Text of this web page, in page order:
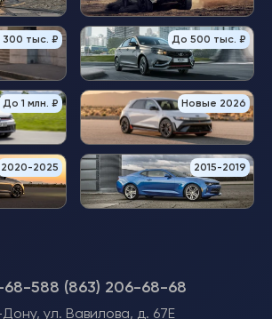
тыс. ₽ До 500 тыс. ₽
До 1 млн. ₽ Новые 2026
2020-2025 2015-2019
68-588 (863) 206-68-68
ул. Вавилова, д. 67Е